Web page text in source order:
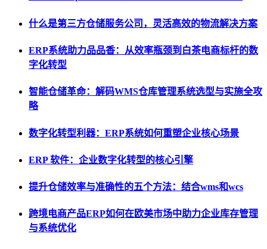
什么是第三方仓储服务公司，灵活高效的物流解决方案
ERP系统助力品品香：从效率瓶颈到白茶电商标杆的数
字化转型
智能仓储革命：解码WMS仓库管理系统选型与实施全攻
略
数字化转型利器：ERP系统如何重塑企业核心场景
ERP 软件：企业数字化转型的核心引擎
提升仓储效率与准确性的五个方法：结合wms和wcs
跨境电商产品ERP如何在欧美市场中助力企业库存管理
与系统优化